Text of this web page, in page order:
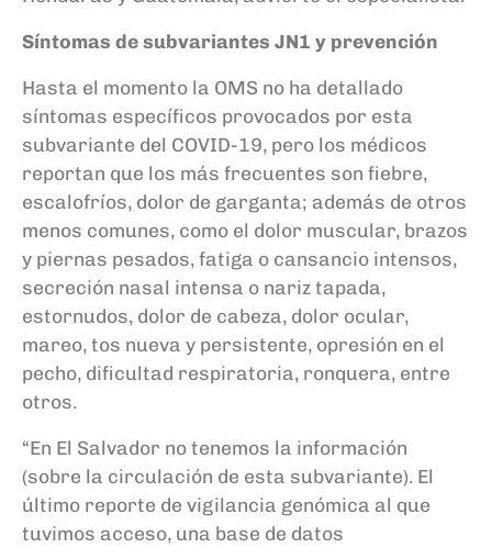
Síntomas de subvariantes JN1 y prevención
Hasta el momento la OMS no ha detallado
síntomas específicos provocados por esta
subvariante del COVID-19, pero los médicos
reportan que los más frecuentes son fiebre,
escalofríos, dolor de garganta; además de otros
menos comunes, como el dolor muscular, brazos
y piernas pesados, fatiga o cansancio intensos,
secreción nasal intensa o nariz tapada,
estornudos, dolor de cabeza, dolor ocular,
mareo, tos nueva y persistente, opresión en el
pecho, dificultad respiratoria, ronquera, entre
otros.
“En El Salvador no tenemos la información
(sobre la circulación de esta subvariante). El
último reporte de vigilancia genómica al que
tuvimos acceso, una base de datos